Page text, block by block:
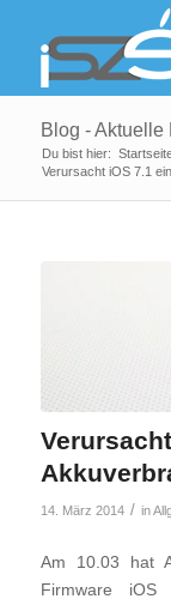
Blog - Aktuelle
Du bist hier:
Verursacht iOS 7.1
14. März 2014 / in
Am 10.03 hat
Firmware